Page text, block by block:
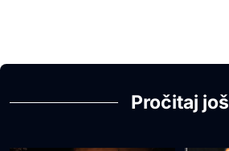
Pročitaj još